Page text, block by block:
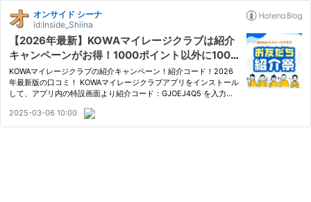
オンサイド シーナ
id:Inside_Shiina
【2026年最新】KOWAマイレージクラブは紹介
キャンペーンがお得！1000ポイント以外に100
円分のPayPayポイント貰える！【口コミ】
KOWAマイレージクラブの紹介キャンペーン！紹介コード！2026
年最新版の口コミ！ KOWAマイレージクラブアプリをインストール
して、アプリ内の特設画面より紹介コード：GJOEJ4Q5 を入力す
す。
2025-03-06 10:00